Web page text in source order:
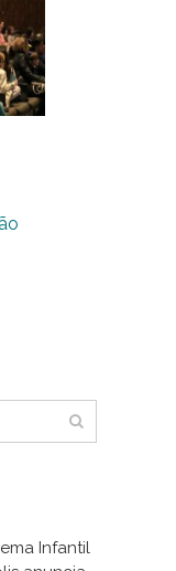
Infantil